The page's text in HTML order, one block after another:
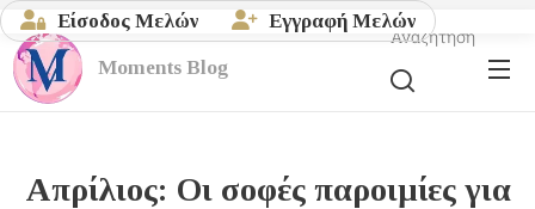
Είσοδος Μελών Εγγραφή Μελών
Moments Blog
Αναζήτηση
Απρίλιος: Oι σοφές παροιμίες για